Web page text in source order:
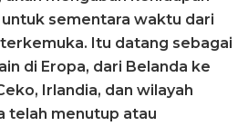
sementara waktu dari
Itu datang sebagai
di Eropa, dari Belanda ke
Irlandia, dan wilayah
telah menutup atau